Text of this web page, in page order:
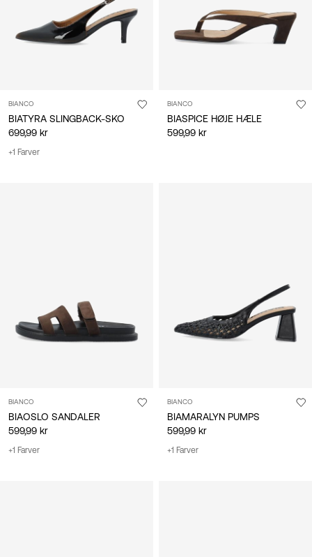
BIANCO
BIATYRA SLINGBACK-SKO
699,99 kr
+1 Farver
BIANCO
BIASPICE HØJE HÆLE
599,99 kr
BIANCO
BIAOSLO SANDALER
599,99 kr
+1 Farver
BIANCO
BIAMARALYN PUMPS
599,99 kr
+1 Farver